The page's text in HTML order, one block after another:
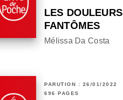
LES DOULEURS
FANTÔMES
Mélissa Da Costa
PARUTION : 26/01/2022
696 PAGES